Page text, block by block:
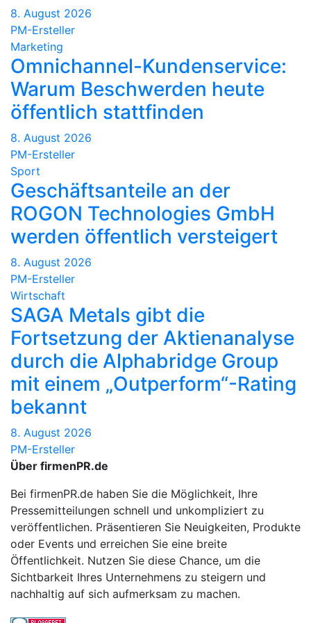
8. August 2026
PM-Ersteller
Marketing
Omnichannel-Kundenservice:
Warum Beschwerden heute
öffentlich stattfinden
8. August 2026
PM-Ersteller
Sport
Geschäftsanteile an der
ROGON Technologies GmbH
werden öffentlich versteigert
8. August 2026
PM-Ersteller
Wirtschaft
SAGA Metals gibt die
Fortsetzung der Aktienanalyse
durch die Alphabridge Group
mit einem „Outperform“-Rating
bekannt
8. August 2026
PM-Ersteller
Über firmenPR.de
Bei firmenPR.de haben Sie die Möglichkeit, Ihre
Pressemitteilungen schnell und unkompliziert zu
veröffentlichen. Präsentieren Sie Neuigkeiten, Produkte
oder Events und erreichen Sie eine breite
Öffentlichkeit. Nutzen Sie diese Chance, um die
Sichtbarkeit Ihres Unternehmens zu steigern und
nachhaltig auf sich aufmerksam zu machen.